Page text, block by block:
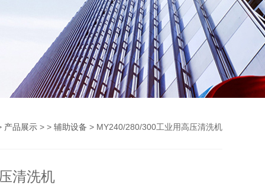
产品展示 > > 辅助设备 > MY240/280/300工业用高压清洗机
清洗机